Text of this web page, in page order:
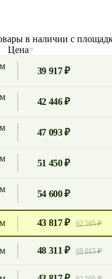
в наличии с
Цена
39 917 ₽
42 446 ₽
47 093 ₽
51 450 ₽
54 600 ₽
43 817 ₽ 62 595 ₽
48 311 ₽ 69 015 ₽